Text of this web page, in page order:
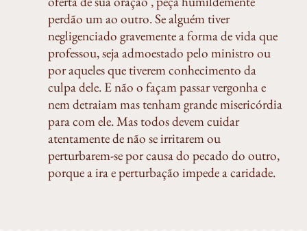
perdão um ao outro. Se alguém tiver
negligenciado gravemente a forma de vida que
professou, seja admoestado pelo ministro ou
por aqueles que tiverem conhecimento da
culpa dele. E não o façam passar vergonha e
nem detraiam mas tenham grande misericórdia
para com ele. Mas todos devem cuidar
atentamente de não se irritarem ou
perturbarem-se por causa do pecado do outro,
porque a ira e perturbação impede a caridade.